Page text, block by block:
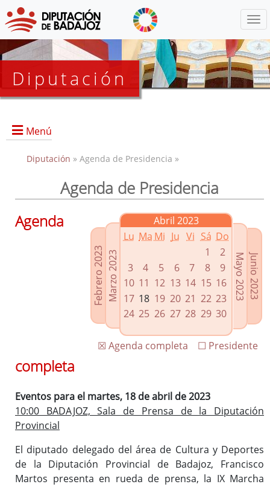
Diputación
Menú
Presidencia
Grupos Políticos
Enlaces relacionados
Agenda de Presidencia
Plenos provinciales y Juntas de gobierno
Oficina de Proyectos Europeos
Diputación » Agenda de Presidencia »
Agenda de Presidencia
Febrero 2023Marzo 2023
Abril 2023
Lu Ma Mi Ju Vi Sá Do
1
2
3
4 5 6 7 8
9
10 11 12 13 14 15 16
17 18 19 20 21 22 23
24 25 26 27 28 29 30
Junio 2023
Mayo 2023
☐ Presidente
☒ Agenda completa
Agenda
completa
Eventos para el martes, 18 de abril de 2023
10:00 BADAJOZ, Sala de Prensa de la Diputación
Provincial
El diputado delegado del área de Cultura y Deportes
de la Diputación Provincial de Badajoz, Francisco
Martos presenta en rueda de prensa, la IX Marcha